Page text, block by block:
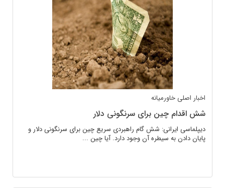
اخبار اصلی خاورمیانه
شش اقدام چین برای سرنگونی دلار
دیپلماسی ایرانی: شش گام راهبردی سریع چین برای سرنگونی دلار و
پایان دادن به سیطره آن وجود دارد. آیا چین ...